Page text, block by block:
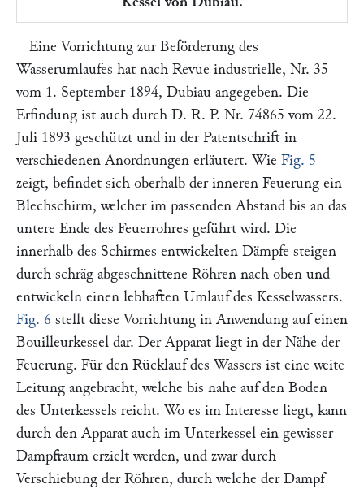
Eine Vorrichtung zur Beförderung des
Wasserumlaufes hat nach Revue industrielle, Nr. 35
vom 1. September 1894, Dubiau angegeben. Die
Erfindung ist auch durch D. R. P. Nr. 74865 vom 22.
Juli 1893 geschützt und in der Patentschrift in
verschiedenen Anordnungen erläutert. Wie Fig. 5
zeigt, befindet sich oberhalb der inneren Feuerung ein
Blechschirm, welcher im passenden Abstand bis an das
untere Ende des Feuerrohres geführt wird. Die
innerhalb des Schirmes entwickelten Dämpfe steigen
durch schräg abgeschnittene Röhren nach oben und
entwickeln einen lebhaften Umlauf des Kesselwassers.
Fig. 6 stellt diese Vorrichtung in Anwendung auf einen
Bouilleurkessel dar. Der Apparat liegt in der Nähe der
Feuerung. Für den Rücklauf des Wassers ist eine weite
Leitung angebracht, welche bis nahe auf den Boden
des Unterkessels reicht. Wo es im Interesse liegt, kann
durch den Apparat auch im Unterkessel ein gewisser
Dampfraum erzielt werden, und zwar durch
Verschiebung der Röhren, durch welche der Dampf